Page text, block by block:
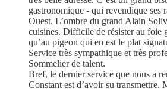
gastronomique - qui revendique ses
Ouest. L’ombre du grand Alain
cuisines. Difficile de résister au foie
qu’au pigeon qui en est le plat
Service très sympathique et très
Sommelier de talent.
Bref, le dernier service que nous a
Constant est d’avoir su transmettre.